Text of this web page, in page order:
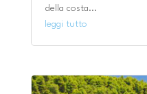
della costa...
leggi tutto